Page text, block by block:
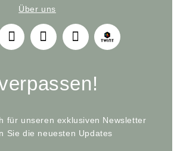
Über uns
für unseren exklusiven Newsletter
Sie die neuesten Updates